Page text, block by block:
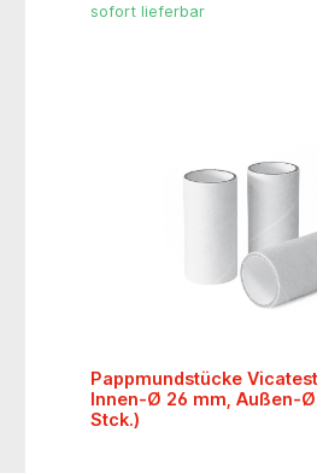
sofort lieferbar
Pappmundstücke
Innen-Ø 26 mm, Außen-
Stck.)